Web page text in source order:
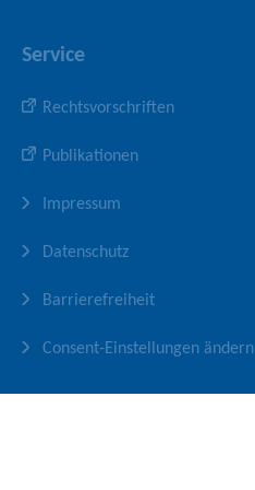
Service
Rechtsvorschriften
Publikationen
Impressum
Datenschutz
Barrierefreiheit
Consent-Einstellungen ändern